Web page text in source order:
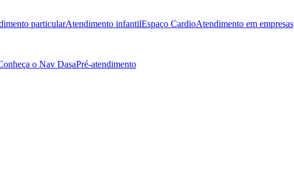
particularAtendimento infantilEspaço CardioAtendimento em empresas
o Nav DasaPré-atendimento